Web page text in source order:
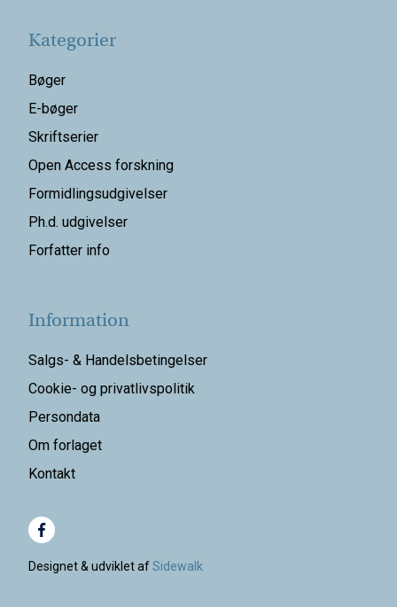
Kategorier
Bøger
E-bøger
Skriftserier
Open Access forskning
Formidlingsudgivelser
Ph.d. udgivelser
Forfatter info
Information
Salgs- & Handelsbetingelser
Cookie- og privatlivspolitik
Persondata
Om forlaget
Kontakt
Designet & udviklet afSidewalk